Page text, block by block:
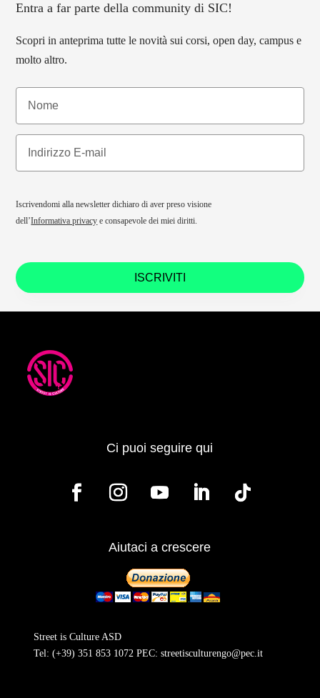
Entra a far parte della community di SIC!
Scopri in anteprima tutte le novità sui corsi, open day, campus e
molto altro.
ISCRIVITI
Iscrivendomi alla newsletter dichiaro di aver preso visione
dell’Informativa privacy e consapevole dei miei diritti.
Ci puoi seguire qui
Aiutaci a crescere
Street is Culture ASD
Tel:(+39) 351 853 1072PEC:streetisculturengo@pec.it